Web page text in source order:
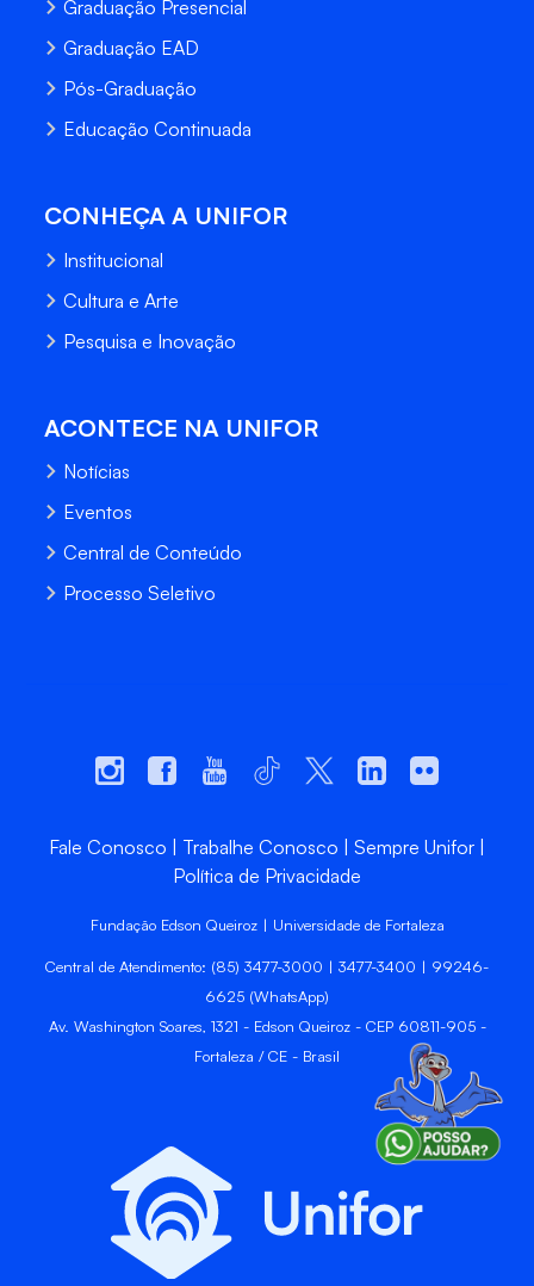
Graduação Presencial
Graduação EAD
Pós-Graduação
Educação Continuada
CONHEÇA A UNIFOR
Institucional
Cultura e Arte
Pesquisa e Inovação
ACONTECE NA UNIFOR
Notícias
Eventos
Central de Conteúdo
Processo Seletivo
Fale Conosco Trabalhe Conosco
Sempre Unifor
Política de Privacidade
Fundação Edson Queiroz | Universidade de Fortaleza
Central de Atendimento: (85) 3477-3000 | 3477-3400 | 99246-
6625 (WhatsApp)
Av. Washington Soares, 1321 - Edson Queiroz - CEP 60811-905 -
Fortaleza / CE - Brasil